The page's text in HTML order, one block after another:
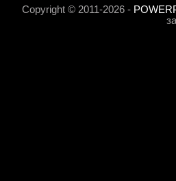
Copyright © 2011-2026 -